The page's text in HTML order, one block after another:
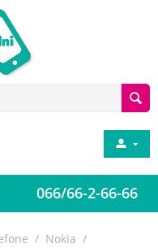
066/66-2-66-66
/ Nokia /